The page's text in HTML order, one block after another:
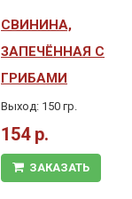
СВИНИНА,
ЗАПЕЧЁННАЯ С
ГРИБАМИ
Выход: 150 гр.
154 р.
ЗАКАЗАТЬ